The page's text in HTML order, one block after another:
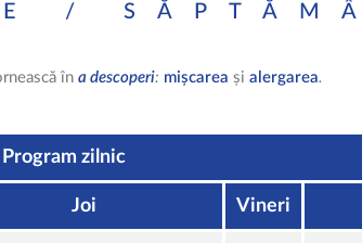
/
în a descoperi: mișcarea și alergarea.
Program zilnic
Joi Vineri